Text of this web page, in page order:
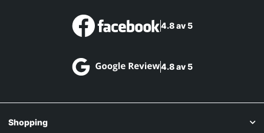
4.8 av 5
4.8 av 5
Shopping